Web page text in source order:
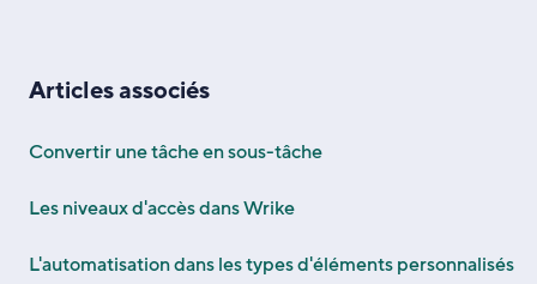
Articles associés
Convertir une tâche en sous-tâche
Les niveaux d'accès dans Wrike
L'automatisation dans les types d'éléments personnalisés